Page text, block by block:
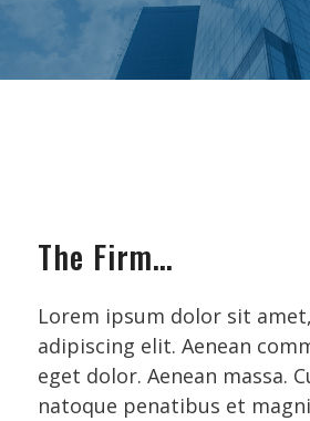
The Firm…
Lorem ipsum dolor sit
adipiscing elit. Aenean
eget dolor. Aenean massa.
natoque penatibus et